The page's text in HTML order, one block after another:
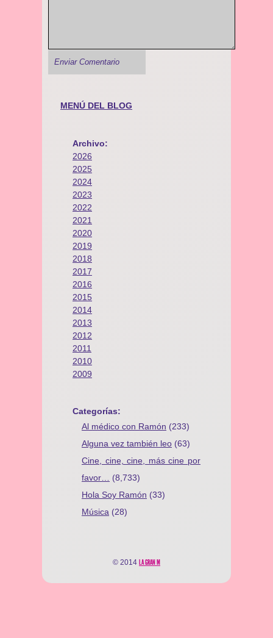
MENÚ DEL BLOG
Archivo:
2026
2025
2024
2023
2022
2021
2020
2019
2018
2017
2016
2015
2014
2013
2012
2011
2010
2009
Categorías:
Al médico con Ramón (233)
Alguna vez también leo (63)
Cine, cine, cine, más cine por
favor…
(8,733)
Hola Soy Ramón (33)
Música (28)
© 2014 LA GRAN M